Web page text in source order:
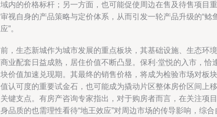
内的价格标杆；另一方面，也可能促使周边在售及待售项目重
视自身的产品策略与定价体系，从而引发一轮产品升级的“鲶
”。
，生态新城作为城市发展的重点板块，其基础设施、生态环境
业配套日益成熟，居住价值不断凸显。保利·堂悦的入市，恰
价值加速兑现期。其最终的销售价格，将成为检验市场对板块
认可度的重要试金石，也可能成为撬动片区整体房价区间上移
键支点。有房产咨询专家指出，对于购房者而言，在关注项目
品质的也需理性看待“地王效应”对周边市场的传导影响，综合